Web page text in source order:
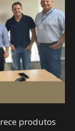
produtos